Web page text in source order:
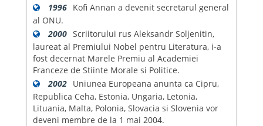
1996 Kofi Annan a devenit secretarul general
al ONU.
2000 Scriitorului rus Aleksandr Soljenitin,
laureat al Premiului Nobel pentru Literatura, i-a
fost decernat Marele Premiu al Academiei
Franceze de Stiinte Morale si Politice.
2002 Uniunea Europeana anunta ca Cipru,
Republica Ceha, Estonia, Ungaria, Letonia,
Lituania, Malta, Polonia, Slovacia si Slovenia vor
deveni membre de la 1 mai 2004.